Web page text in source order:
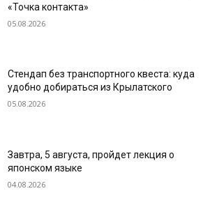
«Точка контакта»
05.08.2026
Стендап без транспортного квеста: куда
удобно добираться из Крылатского
05.08.2026
Завтра, 5 августа, пройдет лекция о
японском языке
04.08.2026